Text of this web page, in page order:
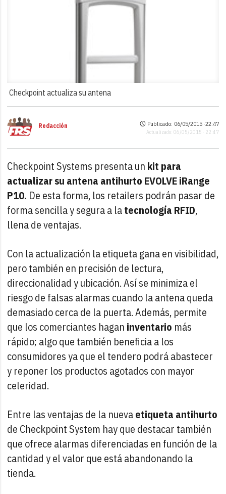
Checkpoint actualiza su antena
Redacción Publicado: 06/05/2015 ·22:47
Actualizado: 06/05/2015 · 22:47
Checkpoint Systems presenta un kit para
actualizar su antena antihurto EVOLVE iRange
P10. De esta forma, los retailers podrán pasar de
forma sencilla y segura a latecnología RFID,
llena de ventajas.
Con la actualización la etiqueta gana en visibilidad,
pero también en precisión de lectura,
direccionalidad y ubicación. Así se minimiza el
riesgo de falsas alarmas cuando la antena queda
demasiado cerca de la puerta. Además, permite
que los comerciantes hagan inventario más
rápido; algo que también beneficia a los
consumidores ya que el tendero podrá abastecer
y reponer los productos agotados con mayor
celeridad.
Entre las ventajas de la nuevaetiqueta antihurto
de Checkpoint System hay que destacar también
que ofrece alarmas diferenciadas en función de la
cantidad y el valor que está abandonando la
tienda.